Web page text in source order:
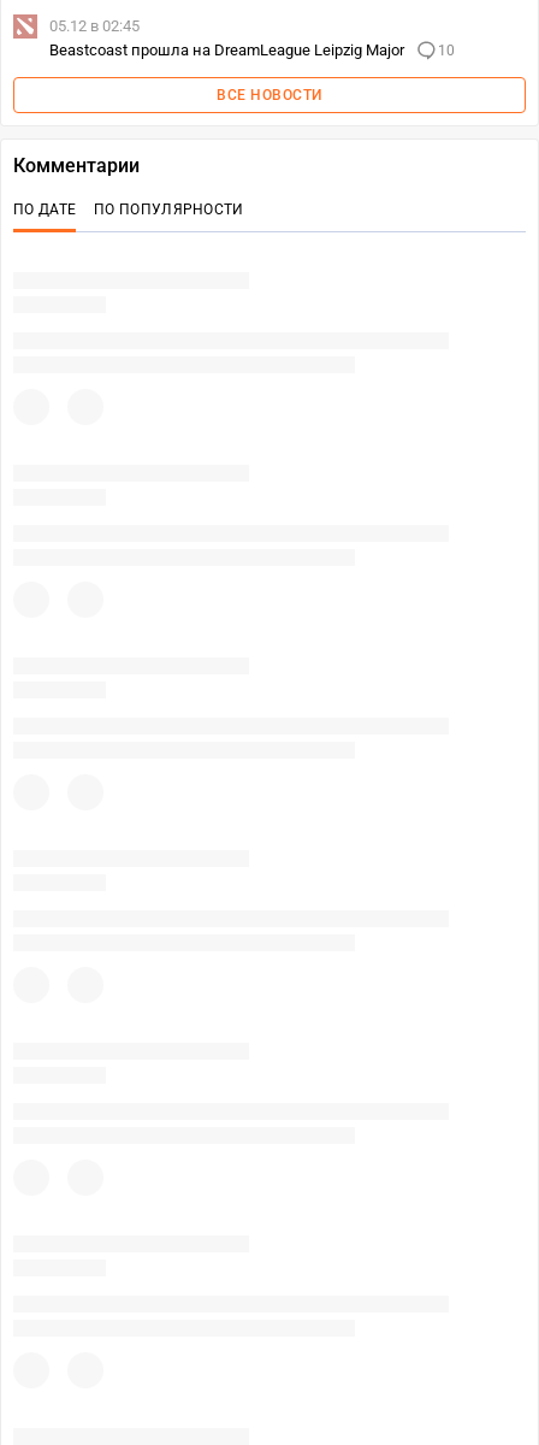
05.12 в 02:45
Beastcoast прошла на DreamLeague Leipzig Major
10
ВСЕ НОВОСТИ
Комментарии
ПО ДАТЕ ПО ПОПУЛЯРНОСТИ